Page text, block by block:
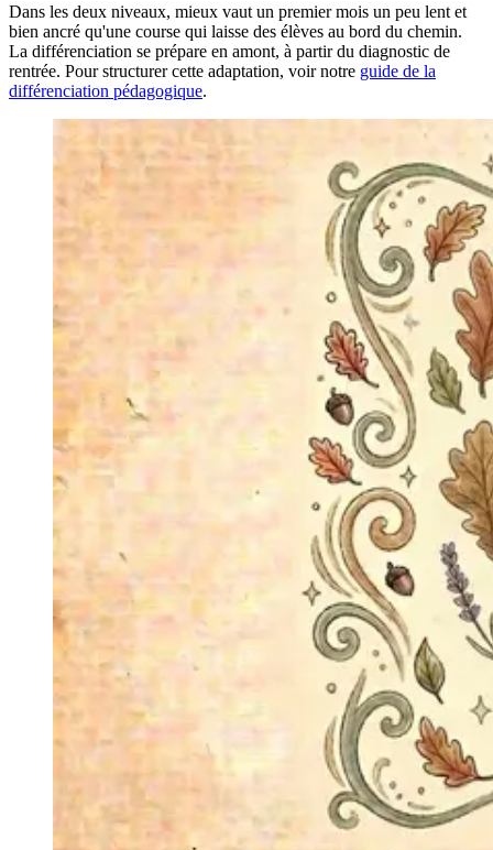
Dans les deux niveaux, mieux vaut un premier mois un peu lent et
bien ancré qu'une course qui laisse des élèves au bord du chemin.
La différenciation se prépare en amont, à partir du diagnostic de
rentrée. Pour structurer cette adaptation, voir notre guide de la
différenciation pédagogique.